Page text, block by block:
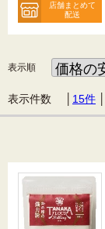
店舗まとめて
配送
表示順
表示件数 │ 15件